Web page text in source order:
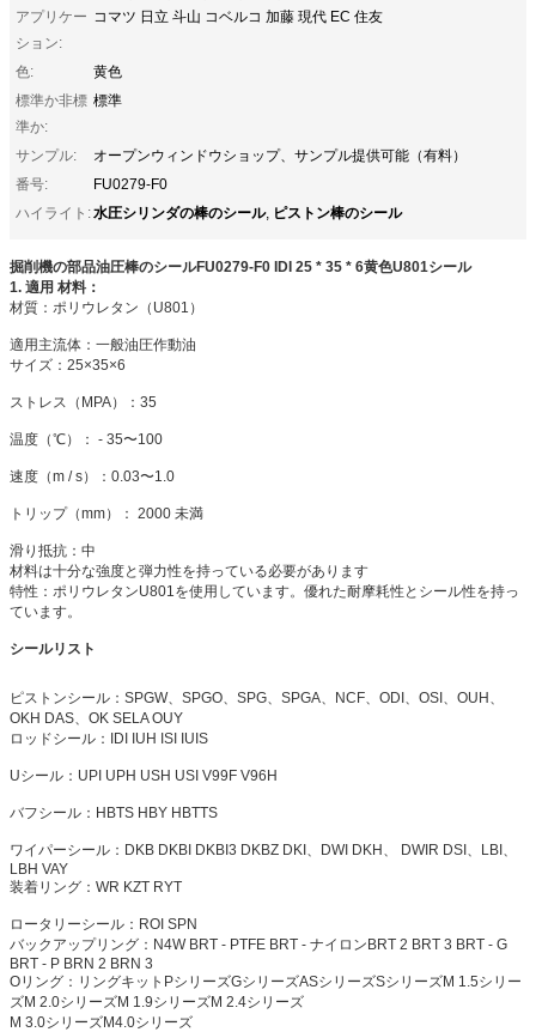
アプリケー
ション:
コマツ 日立 斗山 コベルコ 加藤 現代 EC 住友
色:
黄色
標準か非標
準か:
標準
サンプル:
オープンウィンドウショップ、サンプル提供可能（有料）
番号:
FU0279-F0
ハイライト:水圧シリンダの棒のシール, ピストン棒のシール
掘削機の部品油圧棒のシールFU0279-F0 IDI 25 * 35 * 6黄色U801シール
1. 適用 材料：
材質：ポリウレタン（U801）
適用主流体：一般油圧作動油
サイズ：25×35×6
ストレス（MPA）：35
温度（℃）： - 35〜100
速度（m / s）：0.03〜1.0
トリップ（mm）： 2000 未満
滑り抵抗：中
材料は十分な強度と弾力性を持っている必要があります
特性：ポリウレタンU801を使用しています。優れた耐摩耗性とシール性を持っ
ています。
シールリスト
ピストンシール：SPGW、SPGO、SPG、SPGA、NCF、ODI、OSI、OUH、
OKH DAS、OK SELA OUY
ロッドシール：IDI IUH ISI IUIS
Uシール：UPI UPH USH USI V99F V96H
バフシール：HBTS HBY HBTTS
ワイパーシール：DKB DKBI DKBI3 DKBZ DKI、DWI DKH、 DWIR DSI、LBI、
LBH VAY
装着リング：WR KZT RYT
ロータリーシール：ROI SPN
バックアップリング：N4W BRT - PTFE BRT - ナイロンBRT 2 BRT 3 BRT - G
BRT - P BRN 2 BRN 3
Oリング：リングキットPシリーズGシリーズASシリーズSシリーズM 1.5シリー
ズM 2.0シリーズM 1.9シリーズM 2.4シリーズ
M 3.0シリーズM4.0シリーズ